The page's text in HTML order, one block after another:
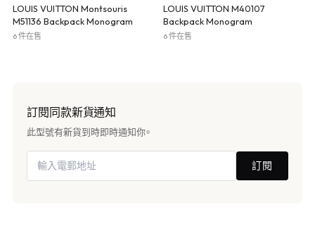
LOUIS VUITTON Montsouris
M51136 Backpack Monogram
6 件在售
LOUIS VUITTON M40107
Backpack Monogram
6 件在售
訂閱同款新貨通知
此型號有新貨到時即時通知你。
訂閱